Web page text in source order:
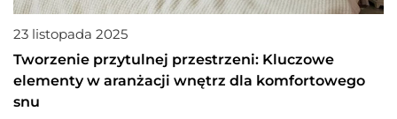
23 listopada 2025
Tworzenie przytulnej przestrzeni: Kluczowe
elementy w aranżacji wnętrz dla komfortowego
snu